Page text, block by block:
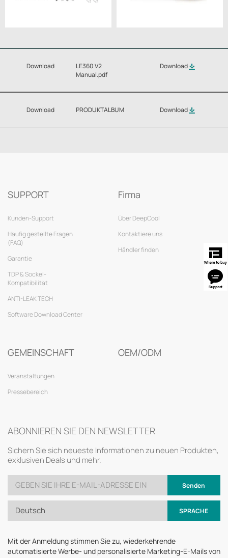
Download
LE360 V2
Manual.pdf
Download
Download PRODUKTALBUM Download
SUPPORT
Kunden-Support
Häufig gestellte Fragen
(FAQ)
Garantie
TDP & Sockel-
Kompatibilität
ANTI-LEAK TECH
Software Download Center
Firma
Über DeepCool
Kontaktiere uns
Händler finden
GEMEINSCHAFT
Veranstaltungen
Pressebereich
OEM/ODM
ABONNIEREN SIE DEN NEWSLETTER
Sichern Sie sich neueste Informationen zu neuen Produkten,
exklusiven Deals und mehr.
Senden
Deutsch SPRACHE
Mit der Anmeldung stimmen Sie zu, wiederkehrende
automatisierte Werbe- und personalisierte Marketing-E-Mails von